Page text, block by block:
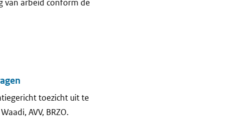
van arbeid conform de
toezicht uit te
AVV, BRZO.